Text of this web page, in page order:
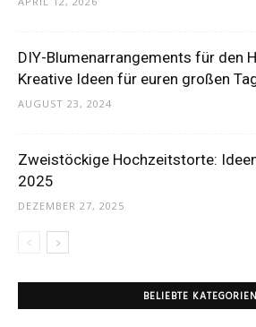
DIY-Blumenarrangements für den
Kreative Ideen für euren großen
AUGUST 23, 2024
Zweistöckige Hochzeitstorte:
2025
DEZEMBER 27, 2025
BELIEBTE KATEGORIEN